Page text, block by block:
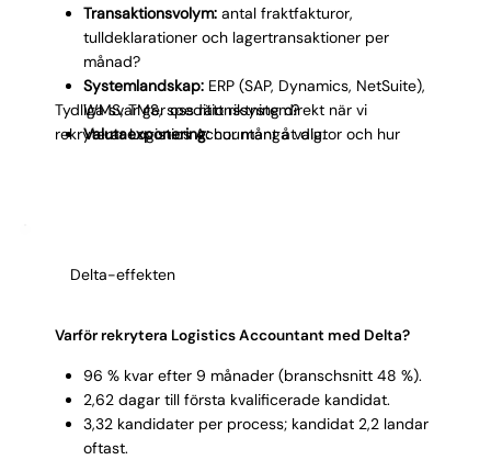
Transaktionsvolym:antal fraktfakturor,
tulldeklarationer och lagertransaktioner per
månad?
Systemlandskap:ERP (SAP, Dynamics, NetSuite),
WMS, TMS, speditionssystem?
Valutaexponering:hur många valutor och hur
Karriärväg:mot controller inom logistik eller
30/60/90-plan: ex. avstämning lager mot WMS,
fraktkostnadsanalys, tullrutin.
Samarbetsytor:hur arbetar Logistics Accountant
med inköp, lager och controller?
Tydliga svar ger oss rätt riktning direkt när vi
rekryterar Logistics Accountant åt dig.
Delta-effekten
Varför rekrytera Logistics Accountant med Delta?
96 % kvar efter 9 månader (branschsnitt 48 %).
2,62 dagar till första kvalificerade kandidat.
3,32 kandidater per process; kandidat 2,2 landar
oftast.